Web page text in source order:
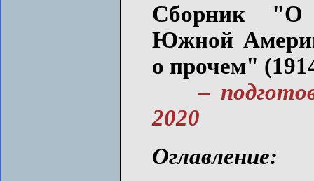
Сборник "О
Южной
о прочем"
–
2020
Оглавление: